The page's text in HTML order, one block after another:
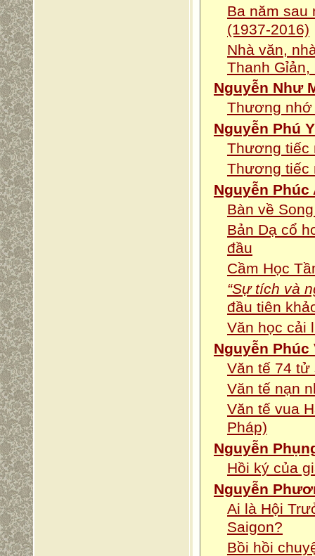
Ba năm sau
(1937-2016)
Nhà văn,
Thanh Gỉản,
Nguyễn Như
Thương nhớ
Nguyễn Phú
Thương tiếc
Thương tiếc
Nguyễn Phúc
Bàn về
Bản Dạ cổ
đầu
Cầm Học
“Sự tích và
đầu tiên
Văn học cải
Nguyễn Phúc
Văn tế 74 tử
Văn tế nạn
Văn tế vua
Pháp)
Nguyễn
Hồi ký của
Nguyễn
Ai là Hội
Saigon?
Bồi hồi